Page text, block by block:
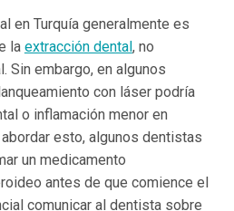
en Turquía generalmente es
la extracción dental, no
Sin embargo, en algunos
con láser podría
o inflamación menor en
esto, algunos dentistas
un medicamento
antes de que comience el
comunicar al dentista sobre